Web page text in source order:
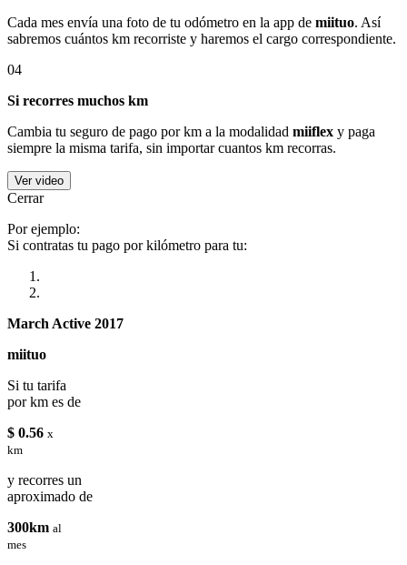
Cada mes envía una foto de tu odómetro en la app de miituo. Así
sabremos cuántos km recorriste y haremos el cargo correspondiente.
04
Si recorres muchos km
Cambia tu seguro de pago por km a la modalidad miiflex y paga
siempre la misma tarifa, sin importar cuantos km recorras.
Ver video
Cerrar
Por ejemplo:
Si contratas tu pago por kilómetro para tu:
March Active 2017
miituo
Si tu tarifa
por km es de
$ 0.56 x
km
y recorres un
aproximado de
300km al
mes